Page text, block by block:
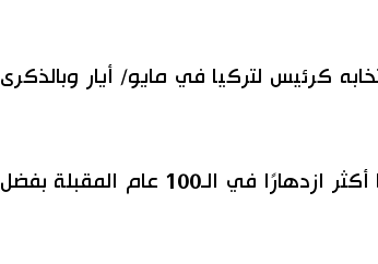
كرئيس لتركيا في مايو/ أيار وبالذكرى
أعرب كيشيدا عن توقعاته بأن تصبح تركيا أكثر ازدهارًا في الـ100 عام المقبلة بفضل